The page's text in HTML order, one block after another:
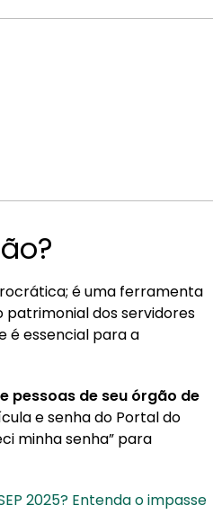
é uma ferramenta
dos servidores
é essencial para a
pessoas de seu órgão de
e senha do Portal do
minha senha” para
2025? Entenda o impasse